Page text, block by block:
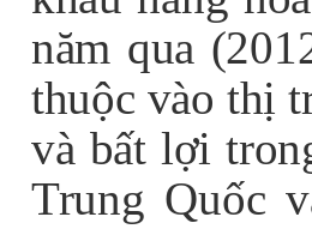
năm qua
thuộc vào thị
và bất lợi
Trung Quốc